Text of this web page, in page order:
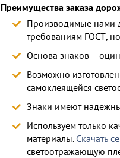
Преимущества заказа
Производимые нами
требованиям ГОСТ,
Основа знаков –
Возможно
самоклеящейся
Знаки имеют
Используем только
материалы. Скачать
светоотражающую